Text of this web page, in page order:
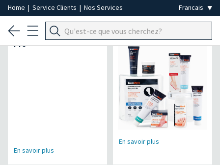
Home | Service Clients | Nos Services
Micromoteur Air Power
Pro
En savoir plus
Lineamed +
En savoir plus